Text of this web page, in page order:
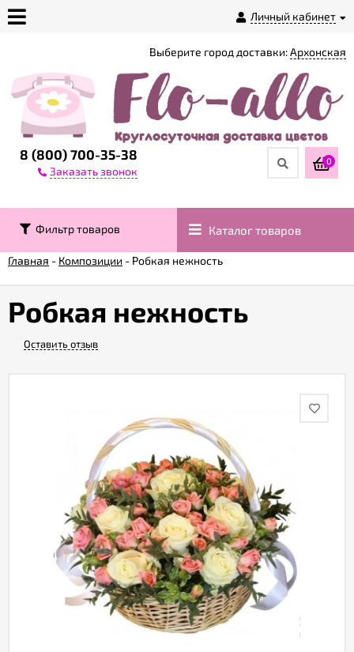
Личный кабинет
магазине
Доставка
Контакты
Гарантии
8 (800) 700-35-38
Заказать звонок
Выберите город доставки:Архонская
0
Фильтр товаров Каталог товаров
Главная - Композиции - Робкая нежность
Робкая нежность
Оставить отзыв